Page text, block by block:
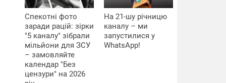
Спекотні фото
заради рацій: зірки
"5 каналу" зібрали
мільйони для ЗСУ
– замовляйте
календар "Без
цензури" на 2026
На 21-шу річницю
каналу – ми
запустилися у
WhatsApp!